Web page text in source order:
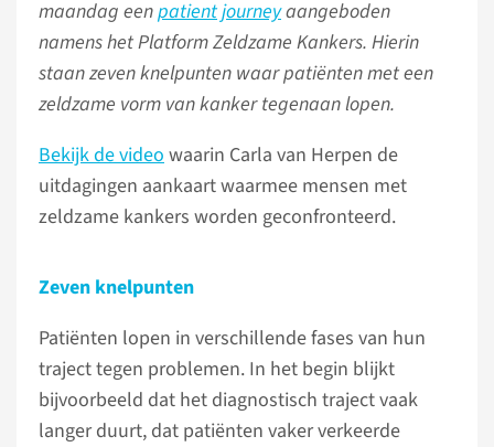
maandag eenpatient journeyaangeboden
namens het Platform Zeldzame Kankers. Hierin
staan zeven knelpunten waar patiënten met een
zeldzame vorm van kanker tegenaan lopen.
Bekijk de videowaarin Carla van Herpen de
uitdagingen aankaart waarmee mensen met
zeldzame kankers worden geconfronteerd.
Zeven knelpunten
Patiënten lopen in verschillende fases van hun
traject tegen problemen. In het begin blijkt
bijvoorbeeld dat het diagnostisch traject vaak
langer duurt, dat patiënten vaker verkeerde